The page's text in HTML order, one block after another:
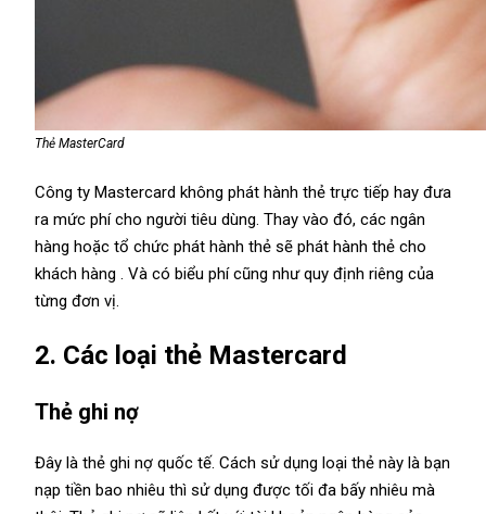
Thẻ MasterCard
Công ty Mastercard không phát hành thẻ trực tiếp hay đưa
ra mức phí cho người tiêu dùng. Thay vào đó, các ngân
hàng hoặc tổ chức phát hành thẻ sẽ phát hành thẻ cho
khách hàng . Và có biểu phí cũng như quy định riêng của
từng đơn vị.
2. Các loại thẻ Mastercard
Thẻ ghi nợ
Đây là thẻ ghi nợ quốc tế. Cách sử dụng loại thẻ này là bạn
nạp tiền bao nhiêu thì sử dụng được tối đa bấy nhiêu mà